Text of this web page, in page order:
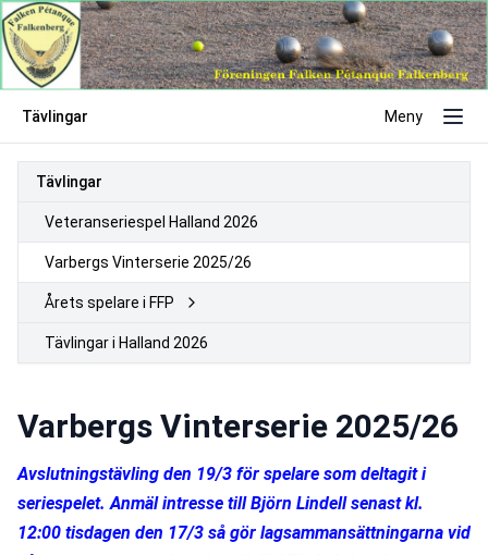
Tävlingar Meny
Tävlingar
Veteranseriespel Halland 2026
Varbergs Vinterserie 2025/26
Årets spelare i FFP
Tävlingar i Halland 2026
Varbergs Vinterserie 2025/26
Avslutningstävling den 19/3 för spelare som deltagit i
seriespelet. Anmäl intresse till Björn Lindell senast kl.
12:00 tisdagen den 17/3 så gör lagsammansättningarna vid